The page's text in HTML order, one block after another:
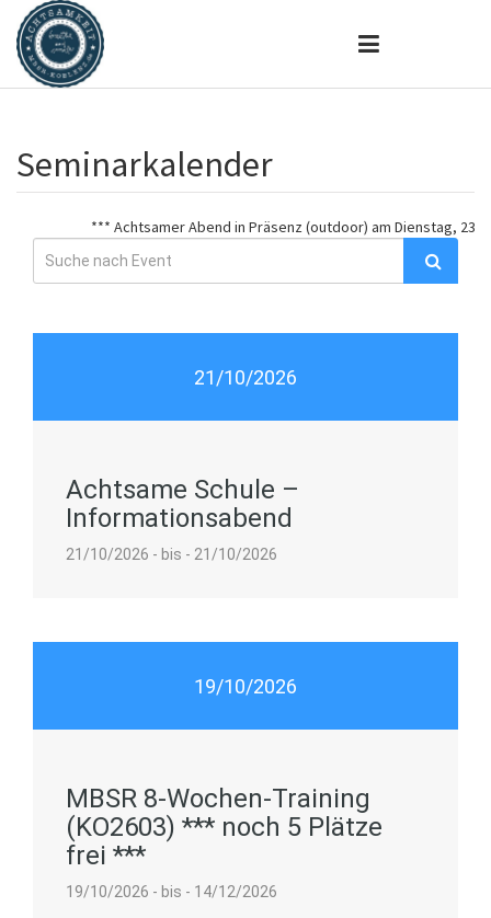
Seminarkalender
*** Achtsamer Abend in Präsenz (outdoor) am Dienstag, 23.
21/10/2026
Achtsame Schule –
Informationsabend
21/10/2026 - bis - 21/10/2026
19/10/2026
MBSR 8-Wochen-Training
(KO2603) *** noch 5 Plätze
frei ***
19/10/2026 - bis - 14/12/2026